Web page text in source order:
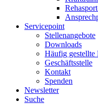
Servicepoint
Stellenangebote
Downloads
Häufig gestellte
Geschäftsstelle
Kontakt
Spenden
Newsletter
Suche